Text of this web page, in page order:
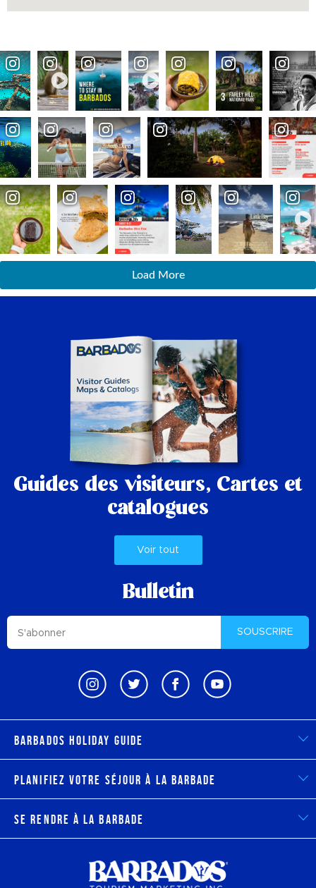
Load More
Guides des visiteurs, Cartes et
catalogues
Voir tout
Bulletin
SOUSCRIRE
Barbados Holiday Guide
Planifiez votre séjour à la Barbade
Se rendre à la Barbade